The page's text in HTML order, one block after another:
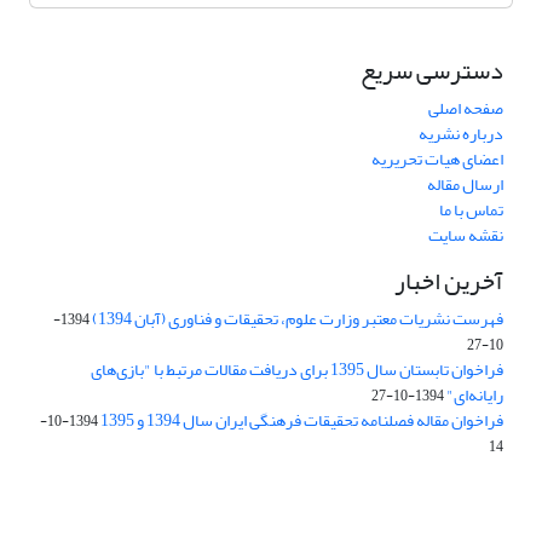
دسترسی سریع
صفحه اصلی
درباره نشریه
اعضای هیات تحریریه
ارسال مقاله
تماس با ما
نقشه سایت
آخرین اخبار
فهرست نشریات معتبر وزارت علوم، تحقیقات و فناوری (آبان 1394)
1394-
10-27
فراخوان تابستان سال 1395 برای دریافت مقالات مرتبط با "بازی‌های
رایانه‌ای"1394-10-27
فراخوان مقاله فصلنامه تحقیقات فرهنگی ایران سال 1394 و 1395
1394-10-
14